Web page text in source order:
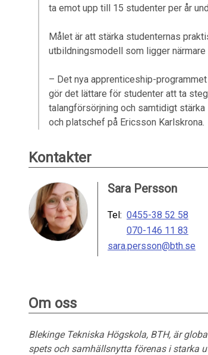
ta emot upp till 15 studenter per år
Målet är att stärka studenternas
utbildningsmodell som ligger
– Det nya apprenticeship-
gör det lättare för studenter att ta
talangförsörjning och samtidigt
och platschef på Ericsson Karlskrona.
Kontakter
Sara Persson
Tel: 0455-38 52 58
070-146 11 83
sara.persson@bth.se
Om oss
Blekinge Tekniska Högskola, BTH, är
spets och samhällsnytta förenas i starka